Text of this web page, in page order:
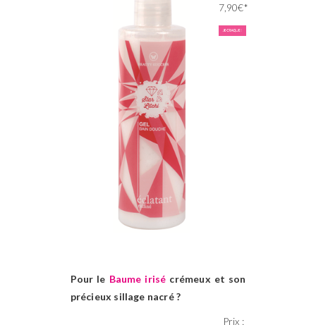
7,90€*
Pour le Baume irisé crémeux et son
précieux sillage nacré ?
Prix :